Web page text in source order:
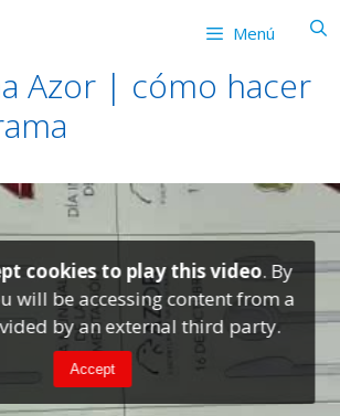
Menú
Azor | cómo hacer
cookies to play this video. By
will be accessing content from a
by an external third party.
Accept